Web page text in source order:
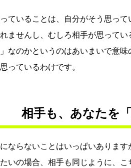
ていることは、自分がそう思っ
ませんし、むしろ相手が思って
」なのかというのはあいまいで意
っているわけです。
相手も、あなたを
ならないことはいっぱいありま
いの場合、相手も同じように、